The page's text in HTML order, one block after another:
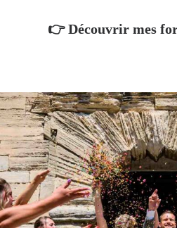
👉Découvrir mes